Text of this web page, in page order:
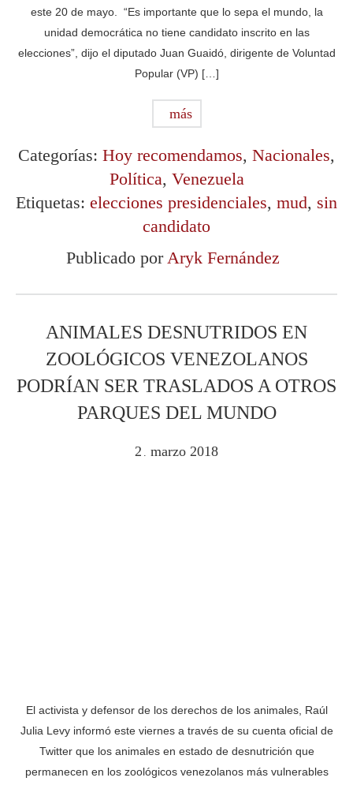
este 20 de mayo. “Es importante que lo sepa el mundo, la
unidad democrática no tiene candidato inscrito en las
elecciones”, dijo el diputado Juan Guaidó, dirigente de Voluntad
Popular (VP) […]
más
Categorías: Hoy recomendamos, Nacionales,
Política, Venezuela
Etiquetas: elecciones presidenciales, mud, sin
candidato
Publicado por Aryk Fernández
ANIMALES DESNUTRIDOS EN
ZOOLÓGICOS VENEZOLANOS
PODRÍAN SER TRASLADOS A OTROS
PARQUES DEL MUNDO
2 marzo 2018
El activista y defensor de los derechos de los animales, Raúl
Julia Levy informó este viernes a través de su cuenta oficial de
Twitter que los animales en estado de desnutrición que
permanecen en los zoológicos venezolanos más vulnerables